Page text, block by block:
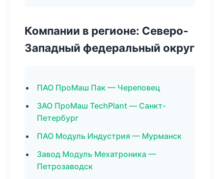
Компании в регионе: Северо-
Западный федеральный округ
ПАО ПроМаш Пак — Череповец
ЗАО ПроМаш TechPlant — Санкт-
Петербург
ПАО Модуль Индустрия — Мурманск
Завод Модуль Мехатроника —
Петрозаводск